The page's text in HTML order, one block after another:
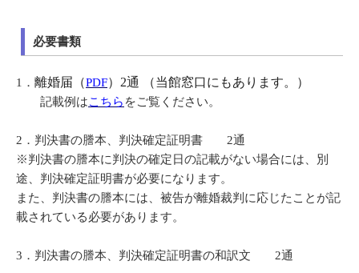
必要書類
1． 離婚届（PDF）2通 （当館窓口にもあります。）
記載例はこちら をご覧ください。
2 ． 判決書の謄本、判決確定証明書 2通
※判決書の謄本に判決の確定日の記載がない場合には、別
途、判決確定証明書が必要になります。
また、判決書の謄本には、被告が離婚裁判に応じたことが記
載されている必要があります。
3 ． 判決書の謄本、判決確定証明書の和訳文 2通